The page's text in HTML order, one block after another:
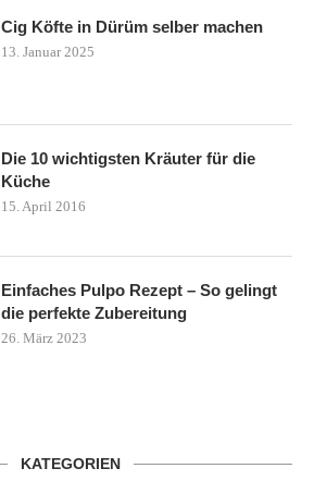
Cig Köfte in Dürüm selber machen
13. Januar 2025
Die 10 wichtigsten Kräuter für die
Küche
15. April 2016
Einfaches Pulpo Rezept – So gelingt
die perfekte Zubereitung
26. März 2023
KATEGORIEN